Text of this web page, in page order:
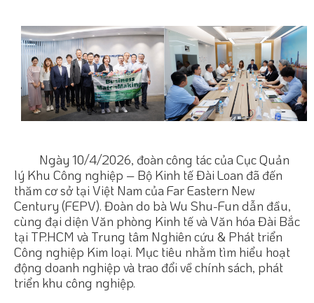
Ngày 10/4/2026, đoàn công tác của Cục Quản
lý Khu Công nghiệp – Bộ Kinh tế Đài Loan đã đến
thăm cơ sở tại Việt Nam của Far Eastern New
Century (FEPV). Đoàn do bà Wu Shu-Fun dẫn đầu,
cùng đại diện Văn phòng Kinh tế và Văn hóa Đài Bắc
tại TP.HCM và Trung tâm Nghiên cứu & Phát triển
Công nghiệp Kim loại. Mục tiêu nhằm tìm hiểu hoạt
động doanh nghiệp và trao đổi về chính sách, phát
triển khu công nghiệp.